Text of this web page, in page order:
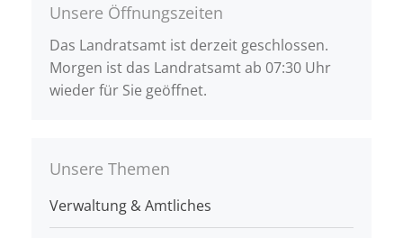
Unsere Öffnungszeiten
Das Landratsamt ist derzeit geschlossen.
Morgen ist das Landratsamt ab 07:30 Uhr
wieder für Sie geöffnet.
Unsere Themen
Verwaltung & Amtliches